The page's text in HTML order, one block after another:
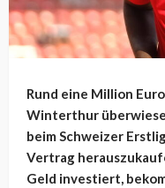
Rund eine Million
Winterthur
beim Schweizer
Vertrag
Geld investiert,